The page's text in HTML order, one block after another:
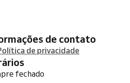
de contato
de privacidade
fechado